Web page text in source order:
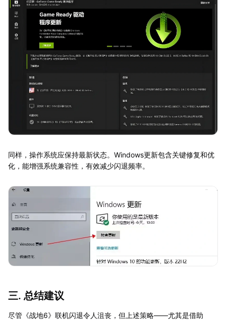
同样，操作系统应保持最新状态。Windows更新包含关键修复和优
化，能增强系统兼容性，有效减少闪退频率。
三. 总结建议
尽管《战地6》联机闪退令人沮丧，但上述策略——尤其是借助